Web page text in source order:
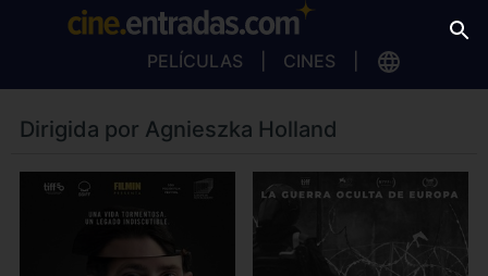
PELÍCULAS CINES
Dirigida por Agnieszka Holland